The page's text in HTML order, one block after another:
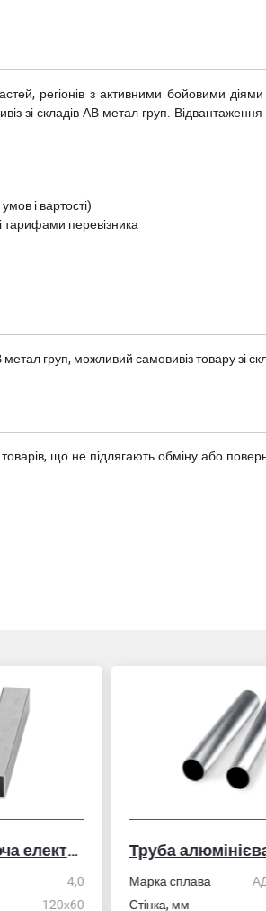
регіонів з активними бойовими
зі складів АВ метал груп.
і вартості)
тарифами перевізника
груп, можливий самовивіз товару зі
, що не підлягають обміну або
Труба нержавіюча електрозварна профільна
4,0
120х60
Труба
Марка сплава
Стінка, мм